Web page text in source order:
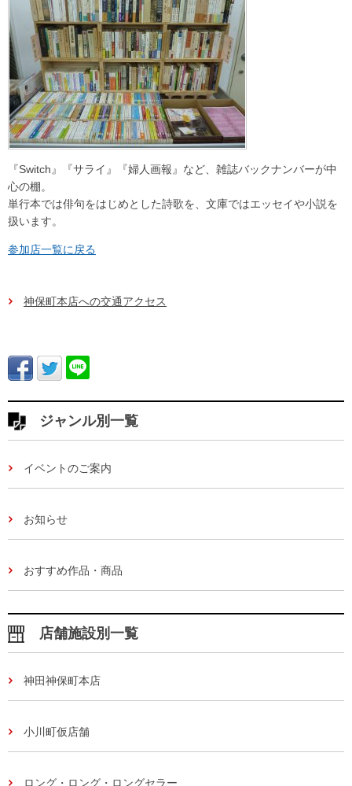
『Switch』『サライ』『婦人画報』など、雑誌バックナンバーが中
心の棚。
単行本では俳句をはじめとした詩歌を、文庫ではエッセイや小説を
扱います。
参加店一覧に戻る
神保町本店への交通アクセス
ジャンル別一覧
イベントのご案内
お知らせ
おすすめ作品・商品
店舗施設別一覧
神田神保町本店
小川町仮店舗
ロング・ロング・ロングセラー